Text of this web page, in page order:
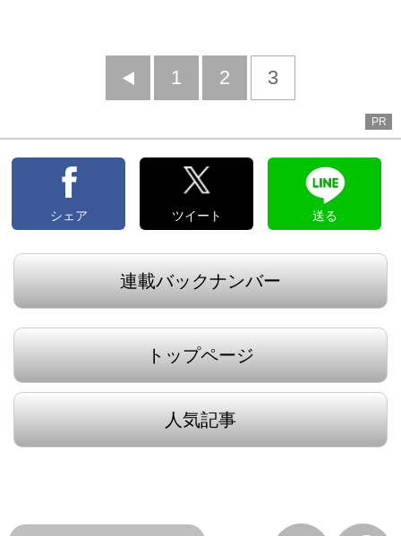
前
1 2 3
PR
シェア ツイート 送る
連載バックナンバー
トップページ
人気記事